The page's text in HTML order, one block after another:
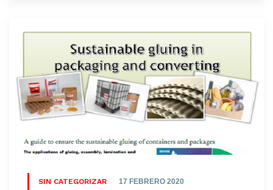
SIN CATEGORIZAR 17 FEBRERO 2020